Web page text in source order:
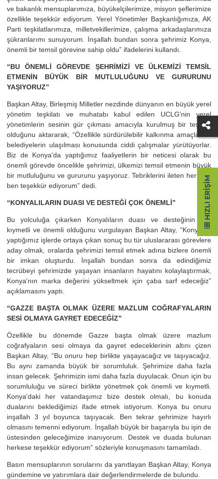
ve bakanlık mensuplarımıza, büyükelçilerimize, misyon şeflerimize
özellikle teşekkür ediyorum. Yerel Yönetimler Başkanlığımıza, AK
Parti teşkilatlarımıza, milletvekillerimize, çalışma arkadaşlarımıza
şükranlarımı sunuyorum. İnşallah bundan sonra şehrimiz Konya,
önemli bir temsil görevine sahip oldu” ifadelerini kullandı.
“BU ÖNEMLİ GÖREVDE ŞEHRİMİZİ VE ÜLKEMİZİ TEMSİL
ETMENİN BÜYÜK BİR MUTLULUĞUNU VE GURURUNU
YAŞIYORUZ”
Başkan Altay, Birleşmiş Milletler nezdinde dünyanın en büyük yerel
yönetim teşkilatı ve muhatabı kabul edilen UCLG’nin yerel
yönetimlerin sesinin gür çıkması amacıyla kurulmuş bir teşkilat
olduğunu aktararak, “Özellikle sürdürülebilir kalkınma amaçlarına
belediyelerin ulaşılması konusunda ciddi çalışmalar yürütüyorlar.
Biz de Konya'da yaptığımız faaliyetlerin bir neticesi olarak bu
önemli görevde öncelikle şehrimizi, ülkemizi temsil etmenin büyük
bir mutluluğunu ve gururunu yaşıyoruz. Tebriklerini ileten herkese
ben teşekkür ediyorum” dedi.
“KONYALILARIN DUASI VE DESTEĞİ ÇOK ÖNEMLİ”
Bu yolculuğa çıkarken Konyalıların duası ve desteğinin çok
kıymetli ve önemli olduğunu vurgulayan Başkan Altay, “Konya'da
yaptığımız işlerde ortaya çıkan sonuç bu tür uluslararası görevlere
aday olmak, oralarda şehrimizi temsil etmek adına bizlere önemli
bir imkan oluşturdu. İnşallah bundan sonra da edindiğimiz
tecrübeyi şehrimizde yaşayan insanların hayatını kolaylaştırmak,
Konya'nın marka değerini yükseltmek için çaba sarf edeceğiz”
açıklamasını yaptı.
“GAZZE BAŞTA OLMAK ÜZERE MAZLUM COĞRAFYALARIN
SESİ OLMAYA GAYRET EDECEĞİZ”
Özellikle bu dönemde Gazze başta olmak üzere mazlum
coğrafyaların sesi olmaya da gayret edeceklerinin altını çizen
Başkan Altay, “Bu onuru hep birlikte yaşayacağız ve taşıyacağız.
Bu aynı zamanda büyük bir sorumluluk. Şehrimize daha fazla
insan gelecek. Şehrimizin ismi daha fazla duyulacak. Onun için bu
sorumluluğu ve süreci birlikte yönetmek çok önemli ve kıymetli.
Konya'daki her vatandaşımız bize destek olmalı, bu konuda
dualarını beklediğimizi ifade etmek istiyorum. Konya bu onuru
inşallah 3 yıl boyunca taşıyacak. Ben tekrar şehrimize hayırlı
olmasını temenni ediyorum. İnşallah büyük bir başarıyla bu işin de
üstesinden geleceğimize inanıyorum. Destek ve duada bulunan
herkese teşekkür ediyorum” sözleriyle konuşmasını tamamladı.
Basın mensuplarının sorularını da yanıtlayan Başkan Altay, Konya
gündemine ve yatırımlara dair değerlendirmelerde de bulundu.
HIZLI ERIŞIM